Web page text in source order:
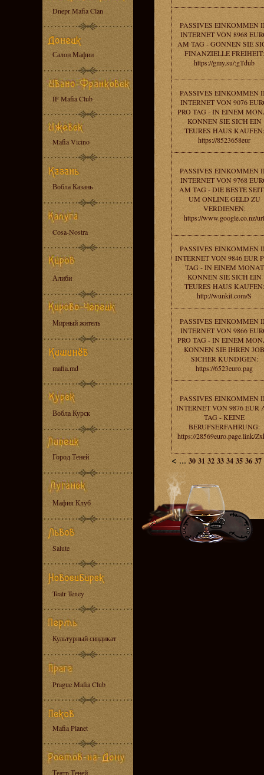
Dnepr Mafia Clan
Салон Мафии
IF Mafia Club
Mafia Vicino
Вобла Казань
Cosa-Nostra
Алиби
Мирный житель
mafia.md
Вобла Курск
Город Теней
Мафия Клуб
Salute
Teatr Teney
Культурный синдикат
Prague Mafia Club
Mafia Planet
Театр Теней
PASSIVES EINKOMMEN
INTERNET VON 8968
AM TAG - GONNEN SIE
FINANZIELLE FREIHEIT:
https://gmy.su/:gTdub
PASSIVES EINKOMMEN
INTERNET VON 9076
PRO TAG - IN EINEM
KONNEN SIE SICH EIN
TEURES HAUS KAUFEN:
https://8523658eur
PASSIVES EINKOMMEN
INTERNET VON 9768
AM TAG - DIE BESTE
UM ONLINE GELD ZU
VERDIENEN:
https://www.google.co.nz/url
PASSIVES EINKOMMEN
INTERNET VON 9846 EUR
TAG - IN EINEM MONAT
KONNEN SIE SICH EIN
TEURES HAUS KAUFEN:
http://wunkit.com/S
PASSIVES EINKOMMEN
INTERNET VON 9866
PRO TAG - IN EINEM
KONNEN SIE IHREN JOB
SICHER KUNDIGEN:
https://6523euro.pag
PASSIVES EINKOMMEN
INTERNET VON 9876 EUR
TAG - KEINE
BERUFSERFAHRUNG:
https://28569euro.page.link/
< ...30 31 32 33 34 35 36 37